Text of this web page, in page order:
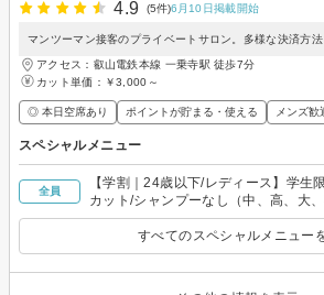
4.9
(5件)6月10日掲載開始
マンツーマン接客のプライベートサロン。多様な決済方法
アクセス：叡山電鉄本線 一乗寺駅 徒歩7分
カット単価： ￥3,000～
◎ 本日空席あり ポイントが貯まる・使える メンズ歓
スペシャルメニュー
全員
【学割｜24歳以下/レディース】学生
カット/シャンプーなし（中、高、大、
すべてのスペシャルメニュー